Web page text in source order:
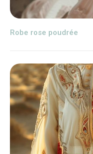
Robe rose poudrée